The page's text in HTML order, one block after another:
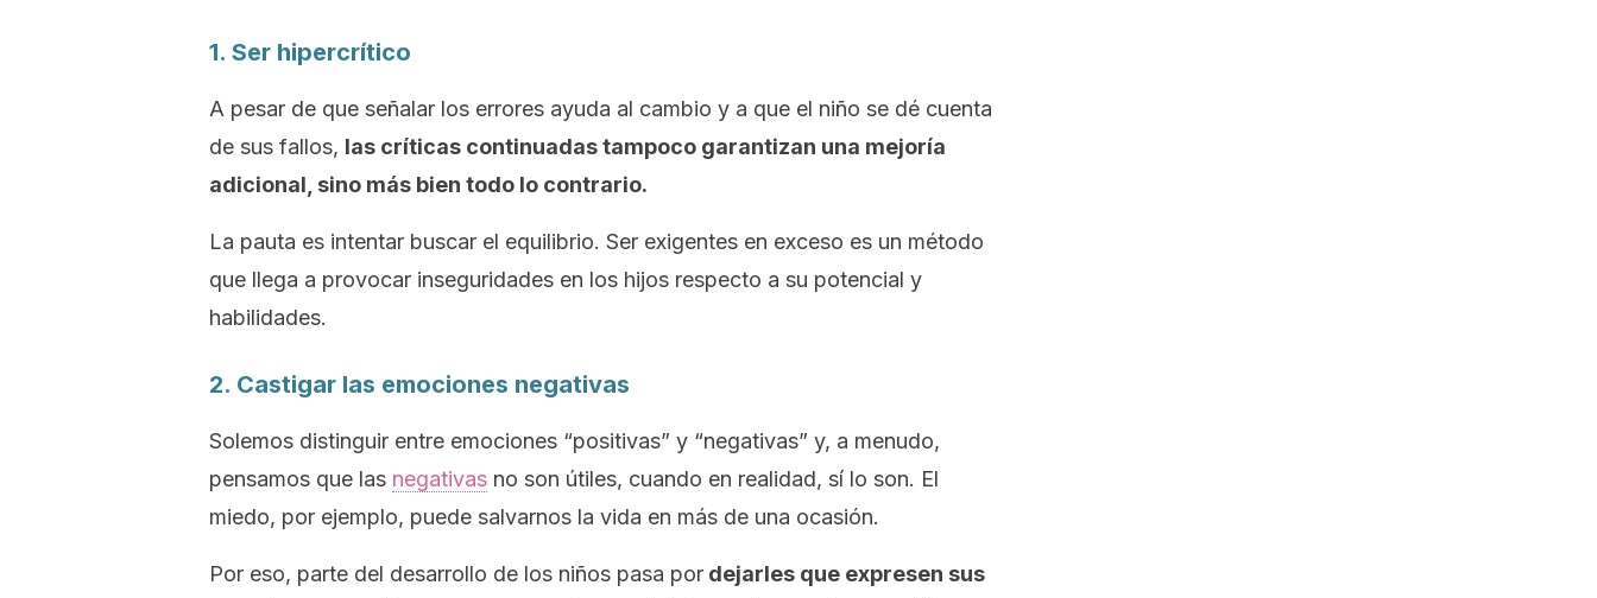
1. Ser hipercrítico
A pesar de que señalar los errores ayuda al cambio y a que el niño se dé cuenta
de sus fallos, las críticas continuadas tampoco garantizan una mejoría
adicional, sino más bien todo lo contrario.
La pauta es intentar buscar el equilibrio. Ser exigentes en exceso es un método
que llega a provocar inseguridades en los hijos respecto a su potencial y
habilidades.
2. Castigar las emociones negativas
Solemos distinguir entre emociones “positivas” y “negativas” y, a menudo,
pensamos que las negativas no son útiles, cuando en realidad, sí lo son. El
miedo, por ejemplo, puede salvarnos la vida en más de una ocasión.
Por eso, parte del desarrollo de los niños pasa por dejarles que expresen sus